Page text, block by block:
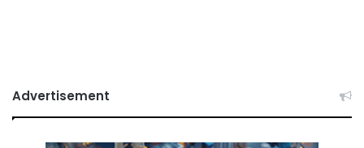
Advertisement